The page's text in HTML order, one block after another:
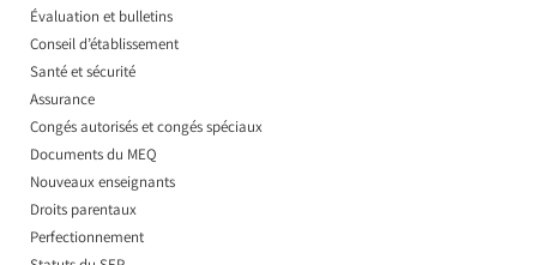
Évaluation et bulletins
Conseil d’établissement
Santé et sécurité
Assurance
Congés autorisés et congés spéciaux
Documents du MEQ
Nouveaux enseignants
Droits parentaux
Perfectionnement